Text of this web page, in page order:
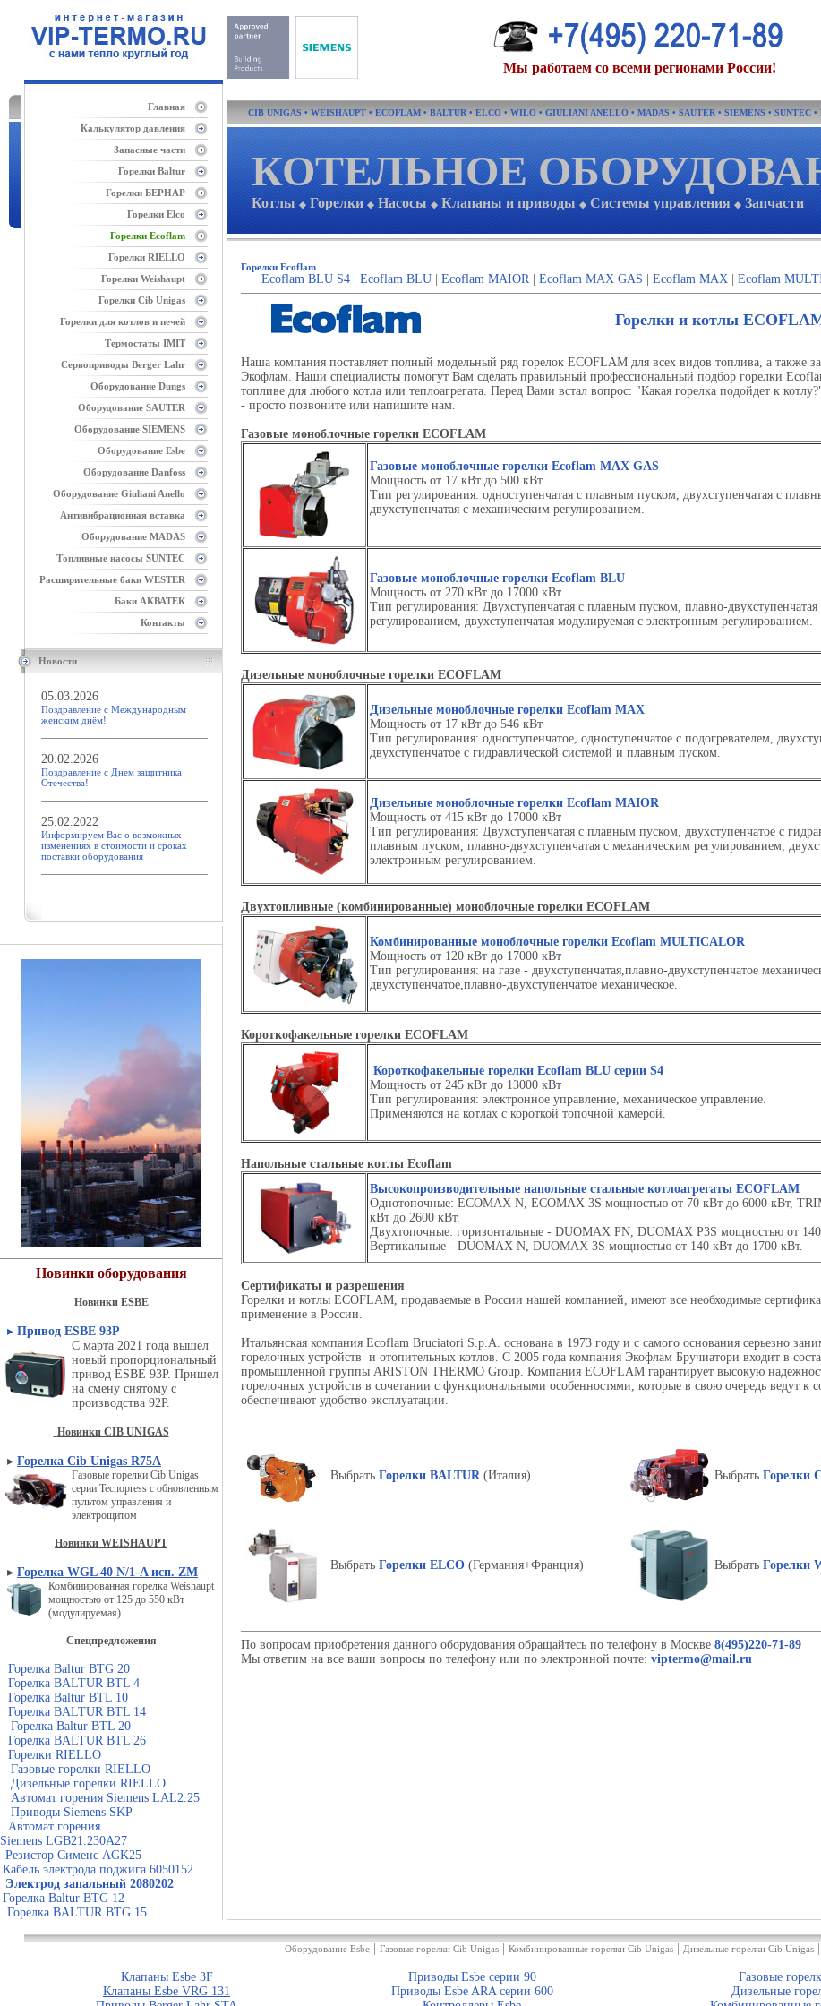
Главная
Калькулятор давления
Запасные части
Горелки Baltur
Горелки БЕРНАР
Горелки Elco
Горелки Ecoflam
Горелки RIELLO
Горелки Weishaupt
Горелки Cib Unigas
Горелки для котлов и печей
Термостаты IMIT
Сервоприводы Berger Lahr
Оборудование Dungs
Оборудование SAUTER
Оборудование SIEMENS
Оборудование Esbe
Оборудование Danfoss
Оборудование Giuliani Anello
Антивибрационная вставка
Оборудование MADAS
Топливные насосы SUNTEC
Расширительные баки WESTER
Баки АКВАТЕК
Контакты
Новости
05.03.2026
Поздравление с Международным
женским днём!
20.02.2026
Поздравление с Днем защитника
Отечества!
25.02.2022
Информируем Вас о возможных
изменениях в стоимости и сроках
поставки оборудования
Новинки оборудования
Новинки ESBE
▸ Привод ESBE 93P
С марта 2021 года вышел
новый пропорциональный
привод ESBE 93P. Пришел
на смену снятому с
производства 92P.
Новинки CIB UNIGAS
▸ Горелка Cib Unigas R75A
Газовые горелки Cib Unigas
серии Tecnopress с обновленным
пультом управления и
электрощитом
Новинки WEISHAUPT
▸ Горелка WGL 40 N/1-A исп. ZM
Комбинированная горелка Weishaupt
мощностью от 125 до 550 кВт
(модулируемая).
Спецпредложения
Горелка Baltur BTG 20
Горелка BALTUR BTL 4
Горелка Baltur BTL 10
Горелка BALTUR BTL 14
Горелка Baltur BTL 20
Горелка BALTUR BTL 26
Горелки RIELLO
Газовые горелки RIELLO
Дизельные горелки RIELLO
Автомат горения Siemens LAL2.25
Приводы Siemens SKP
Автомат горения
Siemens LGB21.230A27
Резистор Сименс AGK25
Кабель электрода поджига 6050152
Электрод запальный 2080202
Горелка Baltur BTG 12
Горелка BALTUR BTG 15
Мы работаем со всеми регионами России!
CIB UNIGAS • WEISHAUPT • ECOFLAM • BALTUR • ELCO • WILO • GIULIANI ANELLO • MADAS • SAUTER • SIEMENS • SUNTEC •
КОТЕЛЬНОЕ
Котлы ◆ Горелки ◆ Насосы ◆ Клапаны и приводы ◆ Системы управления ◆ Запчасти
Горелки Ecoflam
Ecoflam BLU S4 Ecoflam BLU Ecoflam MAIOR| Ecoflam MAX GAS Ecoflam MAX Ecoflam
Горелки и котлы
Наша компания поставляет полный модельный ряд горелок ECOFLAM для всех видов топлива, а также
Экофлам. Наши специалисты помогут Вам сделать правильный профессиональный подбор горелки
топливе для любого котла или теплоагрегата. Перед Вами встал вопрос: "Какая горелка подойдет к
- просто позвоните или напишите нам.
Газовые моноблочные горелки ECOFLAM
Газовые моноблочные горелки Ecoflam MAX GAS
Мощность от 17 кВт до 500 кВт
Тип регулирования: одноступенчатая с плавным пуском, двухступенчатая с
двухступенчатая с механическим регулированием.
Газовые моноблочные горелки Ecoflam BLU
Мощность от 270 кВт до 17000 кВт
Тип регулирования: Двухступенчатая с плавным пуском, плавно-
регулированием, двухступенчатая модулируемая с электронным регулированием.
Дизельные моноблочные горелки ECOFLAM
Дизельные моноблочные горелки Ecoflam MAX
Мощность от 17 кВт до 546 кВт
Тип регулирования: одноступенчатое, одноступенчатое с подогревателем,
двухступенчатое с гидравлической системой и плавным пуском.
Дизельные моноблочные горелки Ecoflam MAIOR
Мощность от 415 кВт до 17000 кВт
Тип регулирования: Двухступенчатая с плавным пуском, двухступенчатое с
плавным пуском, плавно-двухступенчатая с механическим регулированием,
электронным регулированием.
Двухтопливные (комбинированные) моноблочные горелки ECOFLAM
Комбинированные моноблочные горелки Ecoflam MULTICALOR
Мощность от 120 кВт до 17000 кВт
Тип регулирования: на газе - двухступенчатая,плавно-двухступенчатое
двухступенчатое,плавно-двухступенчатое механическое.
Короткофакельные горелки ECOFLAM
Короткофакельные горелки Ecoflam BLU cерии S4
Мощность от 245 кВт до 13000 кВт
Тип регулирования: электронное управление, механическое управление.
Применяются на котлах с короткой топочной камерой.
Напольные стальные котлы Ecoflam
Высокопроизводительные напольные стальные котлоагрегаты ECOFLAM
Однотопочные: ECOMAX N, ECOMAX 3S мощностью от 70 кВт до 6000 кВт,
кВт до 2600 кВт.
Двухтопочные: горизонтальные - DUOMAX PN, DUOMAX P3S мощностью от
Вертикальные - DUOMAX N, DUOMAX 3S мощностью от 140 кВт до 1700 кВт.
Сертификаты и разрешения
Горелки и котлы ECOFLAM, продаваемые в России нашей компанией, имеют все необходимые
применение в России.
Итальянская компания Ecoflam Bruciatori S.p.A. основана в 1973 году и с самого основания серьезно
горелочных устройств и отопительных котлов. С 2005 года компания Экофлам Бручиатори входит в
промышленной группы ARISTON THERMO Group. Компания ECOFLAM гарантирует высокую
горелочных устройств в сочетании с функциональными особенностями, которые в свою очередь ведут
обеспечивают удобство эксплуатации.
Выбрать Горелки BALTUR(Италия) Выбрать Горелки
Выбрать Горелки ELCO (Германия+Франция) Выбрать Горелки
По вопросам приобретения данного оборудования обращайтесь по телефону в Москве 8(495)220-71-89
Мы ответим на все ваши вопросы по телефону или по электронной почте: viptermo@mail.ru
Оборудование Esbe Газовые горелки Cib Unigas Комбинированные горелки Cib Unigas Дизельные горелки Cib Unigas
Клапаны Esbe 3F Приводы Esbe серии 90 Газовые
Клапаны Esbe VRG 131
Приводы Esbe ARA серии 600 Дизельные